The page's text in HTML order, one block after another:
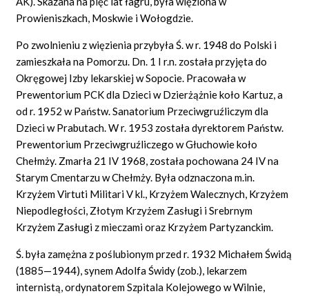
Prowieniszkach, Moskwie i Wołogdzie.
Po zwolnieniu z więzienia przybyła Ś. w r. 1948 do Polski i
zamieszkała na Pomorzu. Dn. 1 I r.n. została przyjęta do
Okręgowej Izby lekarskiej w Sopocie. Pracowała w
Prewentorium PCK dla Dzieci w Dzierżążnie koło Kartuz, a
od r. 1952 w Państw. Sanatorium Przeciwgruźliczym dla
Dzieci w Prabutach. W r. 1953 została dyrektorem Państw.
Prewentorium Przeciwgruźliczego w Głuchowie koło
Chełmży. Zmarła 21 IV 1968, została pochowana 24 IV na
Starym Cmentarzu w Chełmży. Była odznaczona m.in.
Krzyżem Virtuti Militari V kl., Krzyżem Walecznych, Krzyżem
Niepodległości, Złotym Krzyżem Zasługi i Srebrnym
Krzyżem Zasługi z mieczami oraz Krzyżem Partyzanckim.
Ś. była zamężna z poślubionym przed r. 1932 Michałem Świdą
(1885—1944), synem Adolfa Świdy (zob.), lekarzem
internistą, ordynatorem Szpitala Kolejowego w Wilnie,